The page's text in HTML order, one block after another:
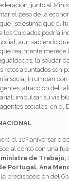
junto al
el peso de la
“se estima que el
los Cuidados podría
aun sabiendo
realmente merece
la
retos apuntados son
social irrumpan
atracción del
impulsar su
sociales, en el
el 10º aniversario
contó con una
ministra de Trabajo,
Portugal, Ana
predisposición del